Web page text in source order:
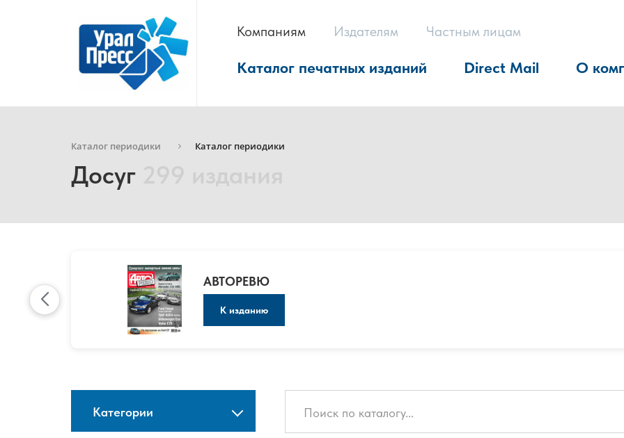
Компаниям Издателям Частным лицам
Каталог печатных изданий Direct Mail О
Каталог периодики Каталог периодики
Досуг
АВТОРЕВЮ
К изданию
Категории